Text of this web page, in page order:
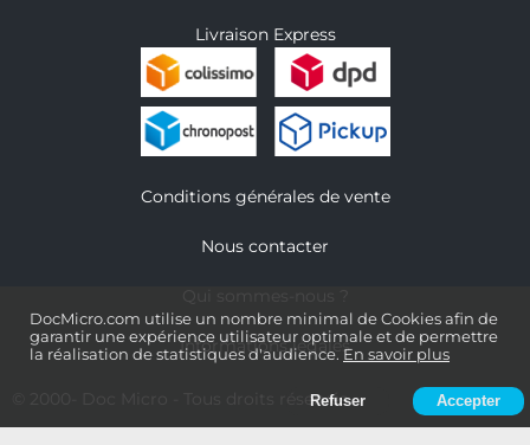
DocMicro.com utilise un nombre minimal de Cookies afin de
garantir une expérience utilisateur optimale et de permettre
la réalisation de statistiques d'audience. En savoir plus
Refuser Accepter
Livraison Express
Conditions générales de vente
Nous contacter
Informations légales
- Tous droits réservés